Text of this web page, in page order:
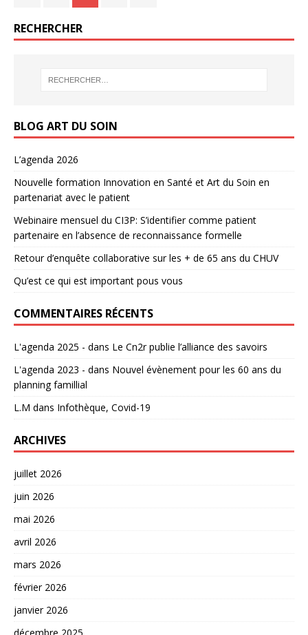
RECHERCHER
BLOG ART DU SOIN
L’agenda 2026
Nouvelle formation Innovation en Santé et Art du Soin en
partenariat avec le patient
Webinaire mensuel du CI3P: S’identifier comme patient
partenaire en l’absence de reconnaissance formelle
Retour d’enquête collaborative sur les + de 65 ans du CHUV
Qu’est ce qui est important pous vous
COMMENTAIRES RÉCENTS
L'agenda 2025 - dans Le Cn2r publie l’alliance des savoirs
L'agenda 2023 - dans Nouvel évènement pour les 60 ans du
planning famillial
L.M dans Infothèque, Covid-19
ARCHIVES
juillet 2026
juin 2026
mai 2026
avril 2026
mars 2026
février 2026
janvier 2026